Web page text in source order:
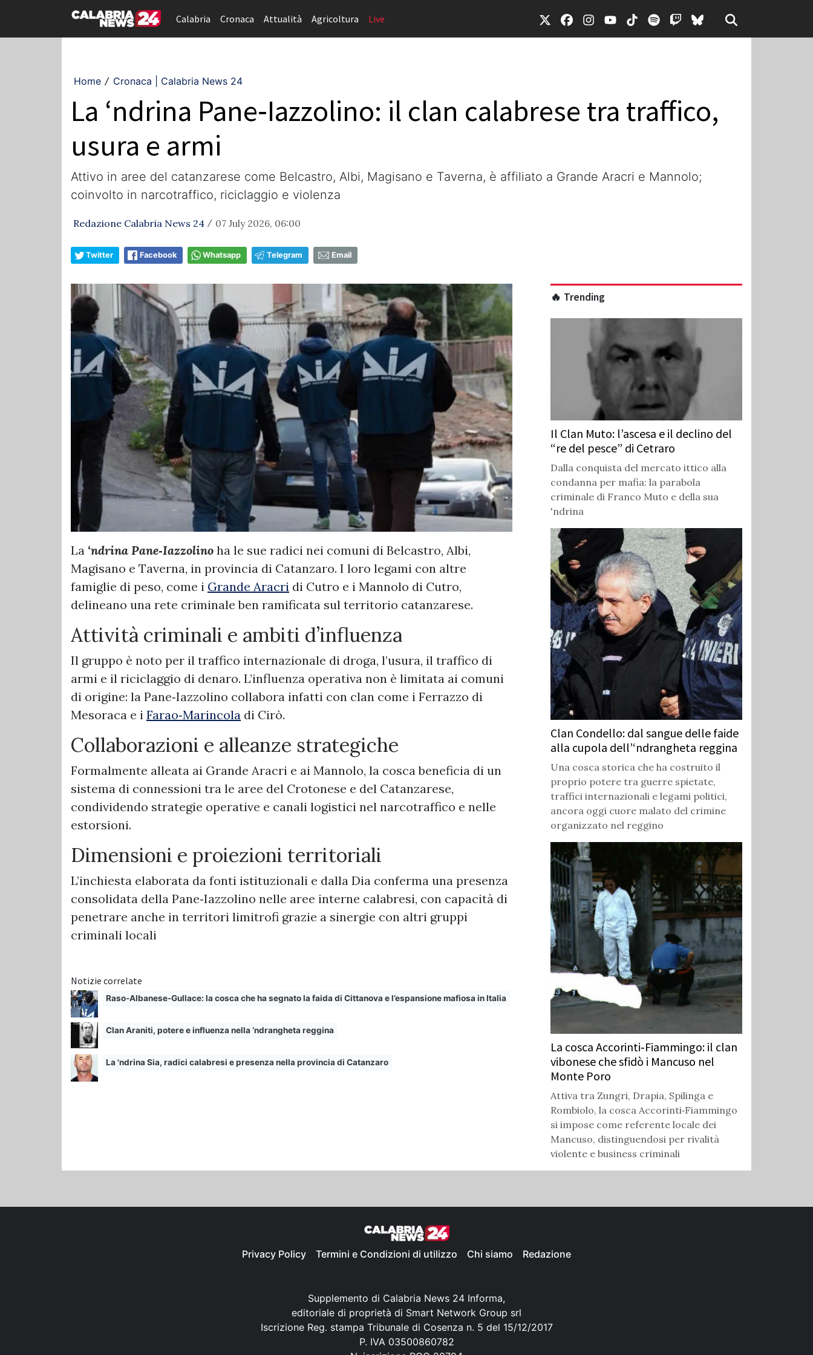
Calabria Cronaca Attualità Agricoltura Live
Home / Cronaca | Calabria News 24
La ‘ndrina Pane‑Iazzolino: il clan calabrese tra traffico,
usura e armi
Attivo in aree del catanzarese come Belcastro, Albi, Magisano e Taverna, è affiliato a Grande Aracri e Mannolo;
coinvolto in narcotraffico, riciclaggio e violenza
Redazione Calabria News 24 / 07 July 2026, 06:00
Twitter Facebook Whatsapp Telegram Email
La ‘ndrina Pane‑Iazzolino ha le sue radici nei comuni di Belcastro, Albi,
Magisano e Taverna, in provincia di Catanzaro. I loro legami con altre
famiglie di peso, come i Grande Aracri di Cutro e i Mannolo di Cutro,
delineano una rete criminale ben ramificata sul territorio catanzarese.
Attività criminali e ambiti d’influenza
Il gruppo è noto per il traffico internazionale di droga, l’usura, il traffico di
armi e il riciclaggio di denaro. L’influenza operativa non è limitata ai comuni
di origine: la Pane‑Iazzolino collabora infatti con clan come i Ferrazzo di
Mesoraca e i Farao‑Marincola di Cirò.
Collaborazioni e alleanze strategiche
Formalmente alleata ai Grande Aracri e ai Mannolo, la cosca beneficia di un
sistema di connessioni tra le aree del Crotonese e del Catanzarese,
condividendo strategie operative e canali logistici nel narcotraffico e nelle
estorsioni.
Dimensioni e proiezioni territoriali
L’inchiesta elaborata da fonti istituzionali e dalla Dia conferma una presenza
consolidata della Pane‑Iazzolino nelle aree interne calabresi, con capacità di
penetrare anche in territori limitrofi grazie a sinergie con altri gruppi
criminali locali
Notizie correlate
Raso‑Albanese‑Gullace: la cosca che ha segnato la faida di Cittanova e l’espansione mafiosa in Italia
Clan Araniti, potere e influenza nella ‘ndrangheta reggina
La 'ndrina Sia, radici calabresi e presenza nella provincia di Catanzaro
🔥 Trending
Il Clan Muto: l’ascesa e il declino del
“re del pesce” di Cetraro
Dalla conquista del mercato ittico alla
condanna per mafia: la parabola
criminale di Franco Muto e della sua
'ndrina
Clan Condello: dal sangue delle faide
alla cupola dell’‘ndrangheta reggina
Una cosca storica che ha costruito il
proprio potere tra guerre spietate,
traffici internazionali e legami politici,
ancora oggi cuore malato del crimine
organizzato nel reggino
La cosca Accorinti‑Fiammingo: il clan
vibonese che sfidò i Mancuso nel
Monte Poro
Attiva tra Zungri, Drapia, Spilinga e
Rombiolo, la cosca Accorinti‑Fiammingo
si impose come referente locale dei
Mancuso, distinguendosi per rivalità
violente e business criminali
Privacy Policy Termini e Condizioni di utilizzo Chi siamo Redazione
Supplemento di Calabria News 24 Informa,
editoriale di proprietà di Smart Network Group srl
Iscrizione Reg. stampa Tribunale di Cosenza n. 5 del 15/12/2017
P. IVA 03500860782